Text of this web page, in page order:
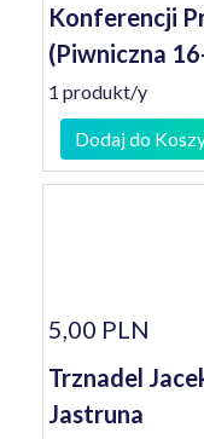
Konferencji
(Piwniczna
1 produkt/y
Dodaj do
5,00 PLN
Trznadel
Jastruna